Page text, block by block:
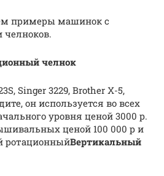
примеры машинок с
челнок
Singer 3229, Brother X-5,
он используется во всех
уровня ценой 3000 р.
ценой 100 000 р и
ротационныйВертикальный